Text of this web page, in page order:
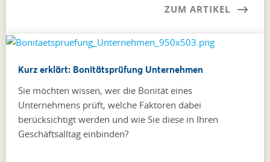
ZUM ARTIKEL
Kurz erklärt: Bonitätsprüfung Unternehmen
Sie möchten wissen, wer die Bonität eines
Unternehmens prüft, welche Faktoren dabei
berücksichtigt werden und wie Sie diese in Ihren
Geschäftsalltag einbinden?